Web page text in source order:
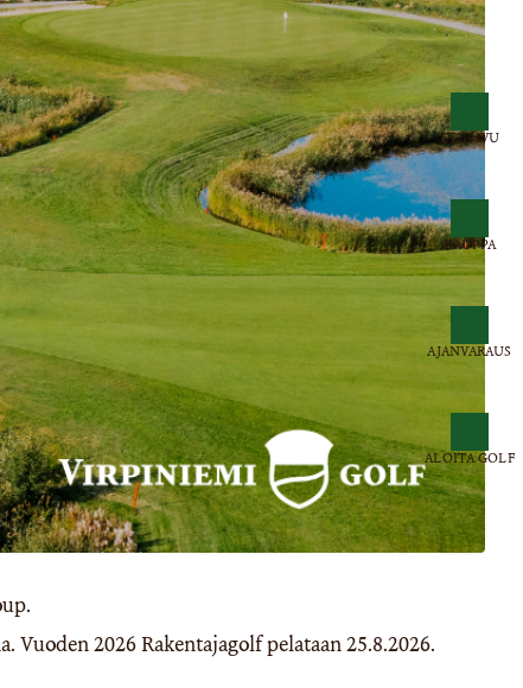
ETUSIVU
KAUPPA
AJANVARAUS
ALOITA GOLF
2026 Rakentajagolf pelataan 25.8.2026.